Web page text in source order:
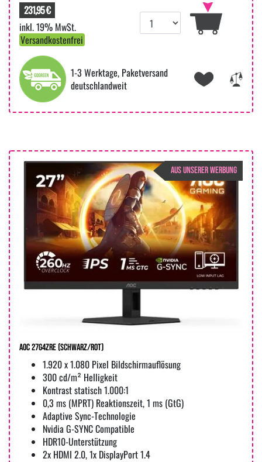
231,95 €
inkl. 19% MwSt.
Versandkostenfrei
1-3 Werktage, Paketversand
deutschlandweit
AUS UNSERER WERBUNG
AOC 27G4ZRE (schwarz/rot)
1.920 x 1.080 Pixel Bildschirmauflösung
300 cd/m² Helligkeit
Kontrast statisch 1.000:1
0,3 ms (MPRT) Reaktionszeit, 1 ms (GtG)
Adaptive Sync-Technologie
Nvidia G-SYNC Compatible
HDR10-Unterstützung
2x HDMI 2.0, 1x DisplayPort 1.4